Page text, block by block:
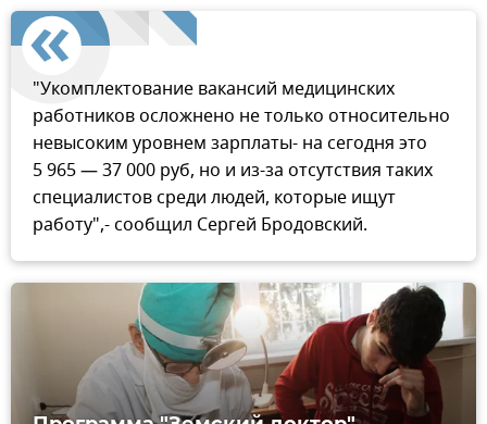
"Укомплектование вакансий медицинских
работников осложнено не только относительно
невысоким уровнем зарплаты- на сегодня это
5 965 — 37 000 руб, но и из-за отсутствия таких
специалистов среди людей, которые ищут
работу",- сообщил Сергей Бродовский.